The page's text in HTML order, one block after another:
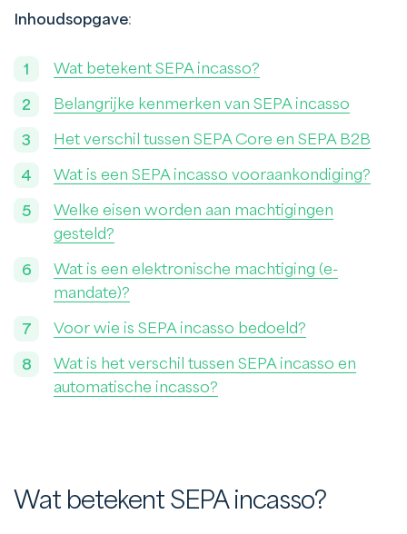
Inhoudsopgave:
Wat betekent SEPA incasso?
Belangrijke kenmerken van SEPA incasso
Het verschil tussen SEPA Core en SEPA B2B
Wat is een SEPA incasso vooraankondiging?
Welke eisen worden aan machtigingen
gesteld?
Wat is een elektronische machtiging (e-
mandate)?
Voor wie is SEPA incasso bedoeld?
Wat is het verschil tussen SEPA incasso en
automatische incasso?
Wat betekent SEPA incasso?